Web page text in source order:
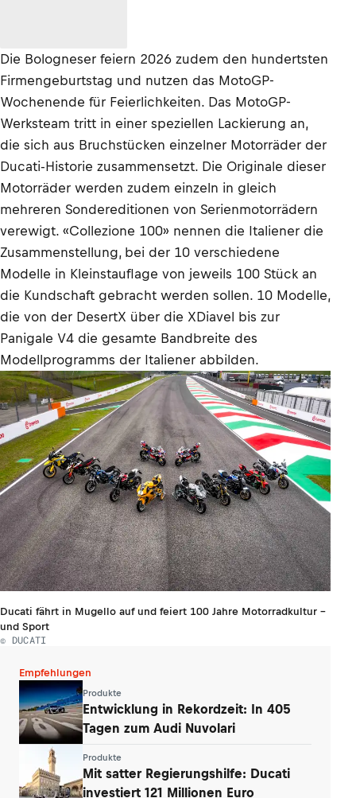
Die Bologneser feiern 2026 zudem den hundertsten
Firmengeburtstag und nutzen das MotoGP-
Wochenende für Feierlichkeiten. Das MotoGP-
Werksteam tritt in einer speziellen Lackierung an,
die sich aus Bruchstücken einzelner Motorräder der
Ducati-Historie zusammensetzt. Die Originale dieser
Motorräder werden zudem einzeln in gleich
mehreren Sondereditionen von Serienmotorrädern
verewigt. «Collezione 100» nennen die Italiener die
Zusammenstellung, bei der 10 verschiedene
Modelle in Kleinstauflage von jeweils 100 Stück an
die Kundschaft gebracht werden sollen. 10 Modelle,
die von der DesertX über die XDiavel bis zur
Panigale V4 die gesamte Bandbreite des
Modellprogramms der Italiener abbilden.
Ducati fährt in Mugello auf und feiert 100 Jahre Motorradkultur –
und Sport
© DUCATI
Empfehlungen
Produkte
Entwicklung in Rekordzeit: In 405
Tagen zum Audi Nuvolari
Produkte
Mit satter Regierungshilfe: Ducati
investiert 121 Millionen Euro